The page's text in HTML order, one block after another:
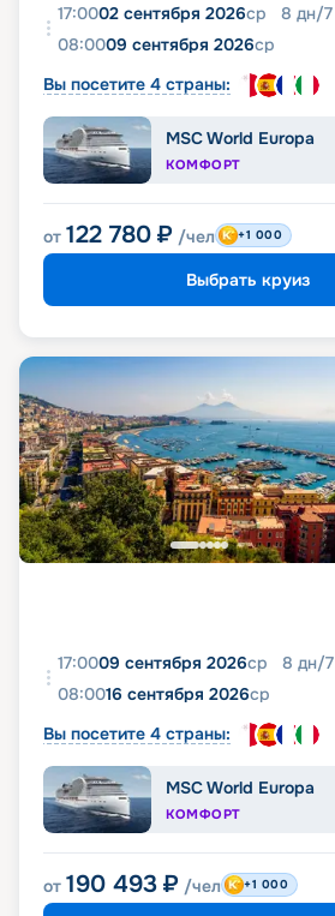
17:0002 сентября 2026ср 8 дн/7
08:0009 сентября 2026ср
Вы посетите 4 страны:
MSC World Europa
КОМФОРТ
от 122 780 ₽ /чел +1 000
Выбрать круиз
17:0009 сентября 2026ср 8 дн/7
08:0016 сентября 2026ср
Вы посетите 4 страны:
MSC World Europa
КОМФОРТ
от 190 493 ₽ /чел +1 000